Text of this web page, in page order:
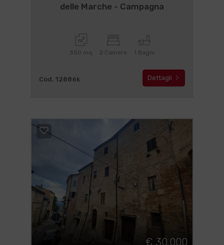
delle Marche - Campagna
350 mq 2 Camere 1 Bagni
Cod. 12886k Dettagli
€ 30.000